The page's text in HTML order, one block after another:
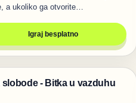
a ukoliko ga otvorite…
Igraj besplatno
slobode - Bitka u vazduhu